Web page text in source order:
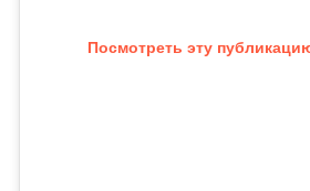
Посмотреть эту